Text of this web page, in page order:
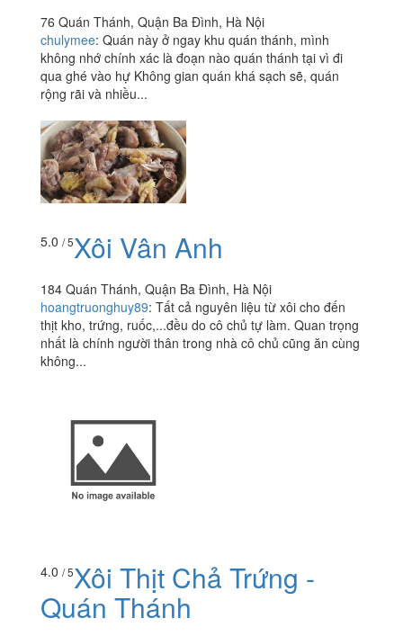
76 Quán Thánh, Quận Ba Đình, Hà Nội
chulymee: Quán này ở ngay khu quán thánh, mình
không nhớ chính xác là đoạn nào quán thánh tại vì đi
qua ghé vào hự Không gian quán khá sạch sẽ, quán
rộng rãi và nhiều...
5.0 / 5Xôi Vân Anh
184 Quán Thánh, Quận Ba Đình, Hà Nội
hoangtruonghuy89: Tất cả nguyên liệu từ xôi cho đến
thịt kho, trứng, ruốc,...đều do cô chủ tự làm. Quan trọng
nhất là chính người thân trong nhà cô chủ cũng ăn cùng
không...
4.0 / 5Xôi Thịt Chả Trứng -
Quán Thánh